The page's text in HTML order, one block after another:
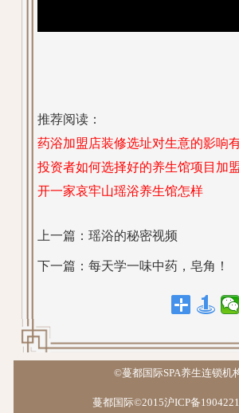
推荐阅读：
药浴加盟店装修选址对生意的影响
投资者如何选择好的养生馆项目加
开一家哀牢山瑶浴养生馆怎样
上一篇：瑶浴的秘密视频
下一篇：每天学一味中药，皂角！
©蔓都国际SPA养生连锁机
蔓都国际©2015沪ICP备